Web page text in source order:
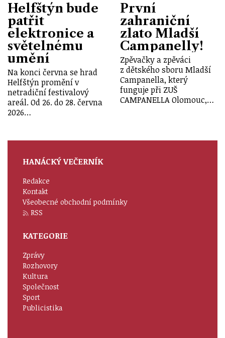
Helfštýn bude
patřit
elektronice a
světelnému
umění
Na konci června se hrad
Helfštýn promění v
netradiční festivalový
areál. Od 26. do 28. června
2026…
První
zahraniční
zlato Mladší
Campanelly!
Zpěvačky a zpěváci
z dětského sboru Mladší
Campanella, který
funguje při ZUŠ
CAMPANELLA Olomouc,…
HANÁCKÝ VEČERNÍK
Redakce
Kontakt
Všeobecné obchodní podmínky
RSS
KATEGORIE
Zprávy
Rozhovory
Kultura
Společnost
Sport
Publicistika